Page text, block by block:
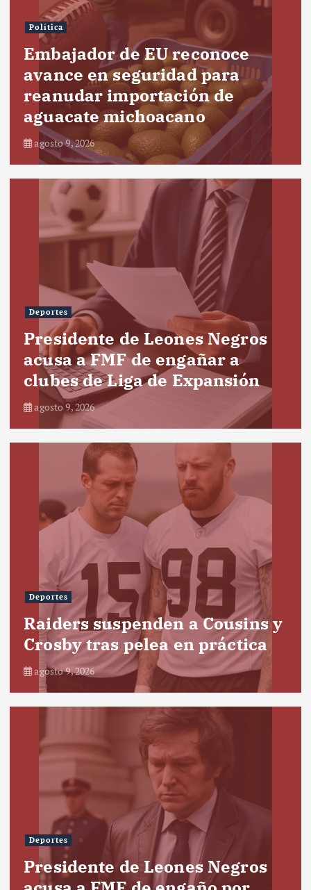
Política
Embajador de EU reconoce
avance en seguridad para
reanudar importación de
aguacate michoacano
agosto 9, 2026
Deportes
Presidente de Leones Negros
acusa a FMF de engañar a
clubes de Liga de Expansión
agosto 9, 2026
Deportes
Raiders suspenden a Cousins y
Crosby tras pelea en práctica
agosto 9, 2026
Deportes
Presidente de Leones Negros